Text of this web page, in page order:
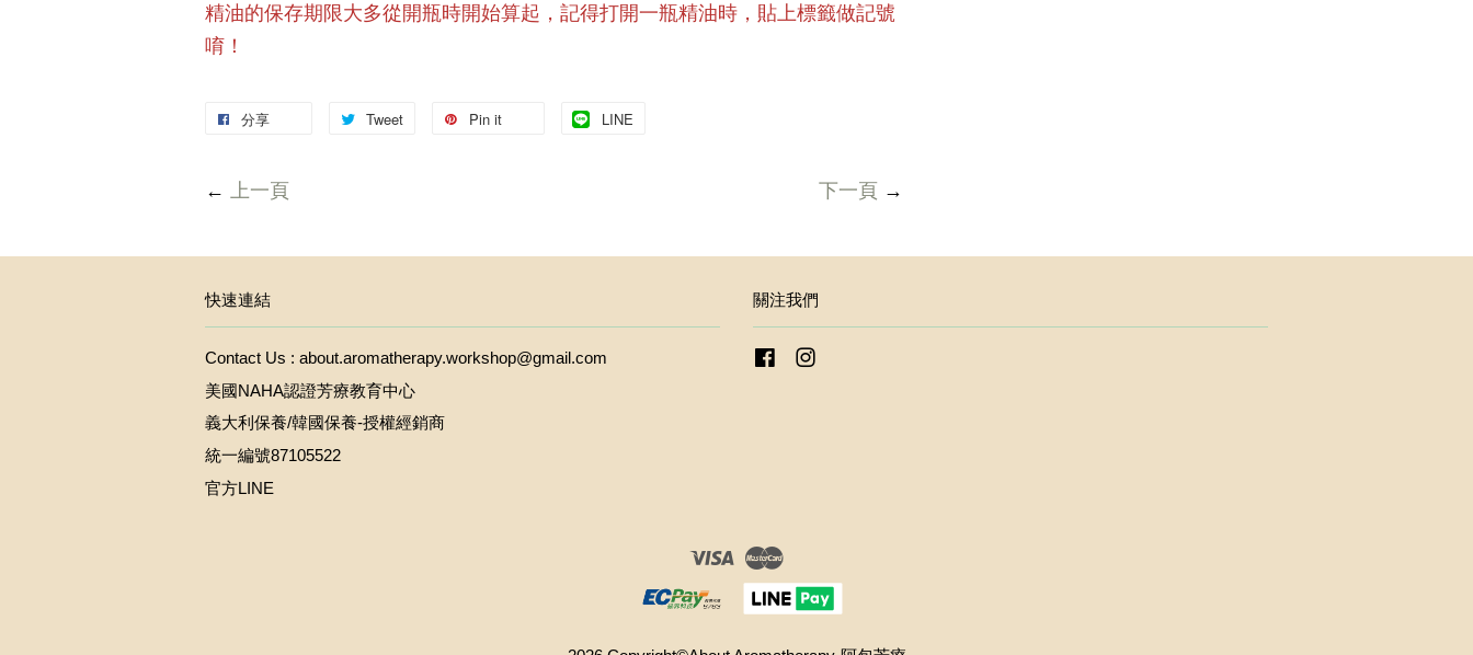
精油的保存期限大多從開瓶時開始算起，記得打開一瓶精油時，貼上標籤做記號
唷！
分享 Tweet Pin it LINE
← 上一頁 下一頁→
快速連結
Contact Us : about.aromatherapy.workshop@gmail.com
美國NAHA認證芳療教育中心
義大利保養/韓國保養-授權經銷商
統一編號87105522
官方LINE
關注我們
Facebook
Visa